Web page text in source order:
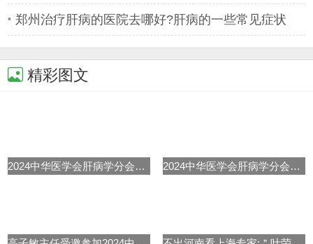
哪些
郑州治疗肝病的医院去哪好?肝病的一些常见症状
精彩图文
2024中华医学会肝病学分会学术年 2024中华医学会肝病学分会学术年